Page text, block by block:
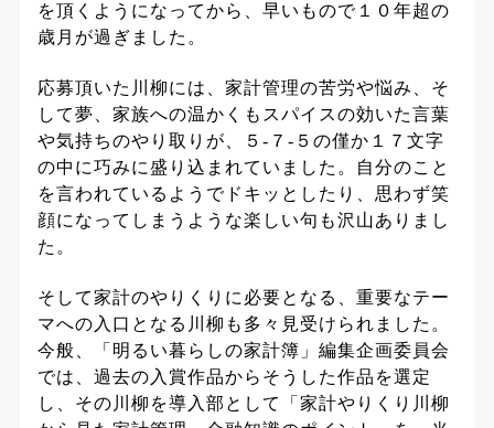
を頂くようになってから、早いもので１０年超の
歳月が過ぎました。
応募頂いた川柳には、家計管理の苦労や悩み、そ
して夢、家族への温かくもスパイスの効いた言葉
や気持ちのやり取りが、５- ７- ５の僅か１７文字
の中に巧みに盛り込まれていました。自分のこと
を言われているようでドキッとしたり、思わず笑
顔になってしまうような楽しい句も沢山ありまし
た。
そして家計のやりくりに必要となる、重要なテー
マへの入口となる川柳も多々見受けられました。
今般、「明るい暮らしの家計簿」編集企画委員会
では、過去の入賞作品からそうした作品を選定
し、その川柳を導入部として「家計やりくり川柳